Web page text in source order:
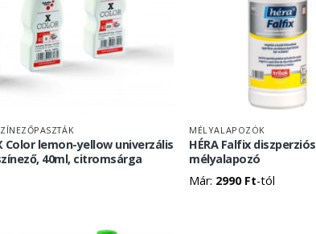
Color lemon-yellow univerzális
40ml, citromsárga
MÉLYALAPOZÓK
HÉRA Falfix diszperziós
mélyalapozó
Már: 2990 Ft-tól